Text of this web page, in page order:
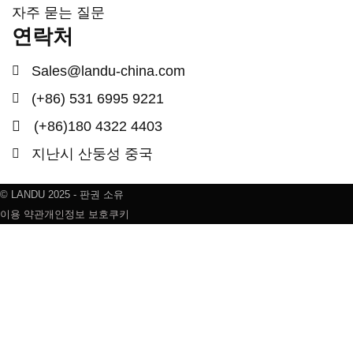
자주 묻는 질문
연락처
Sales@landu-china.com
(+86) 531 6995 9221
(+86)180 4322 4403
지난시 산둥성 중국
© LANDU 2025 - 판권 소유
이용 약관개인정보 보호쿠키